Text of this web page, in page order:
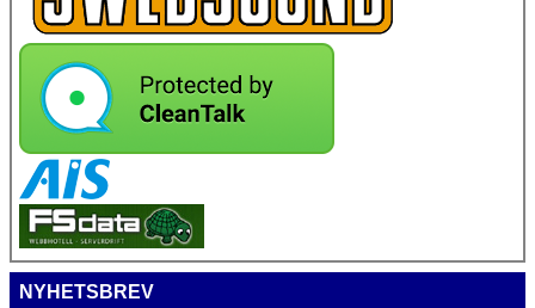
NYHETSBREV